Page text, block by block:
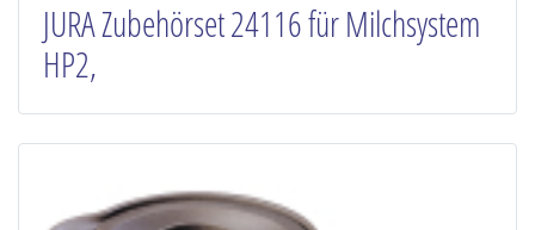
JURA Zubehörset 24116 für Milchsystem
HP2,